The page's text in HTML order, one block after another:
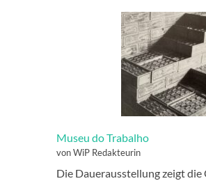
Museu do Trabalho
von WiP Redakteurin
Die Dauerausstellung zeigt die